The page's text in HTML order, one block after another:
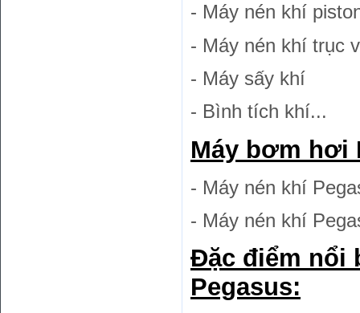
- Máy nén khí
- Máy nén khí
- Máy sấy khí
- Bình tích khí...
Máy bơm hơi
- Máy nén khí
- Máy nén khí
Đặc điểm nổi
Pegasus: